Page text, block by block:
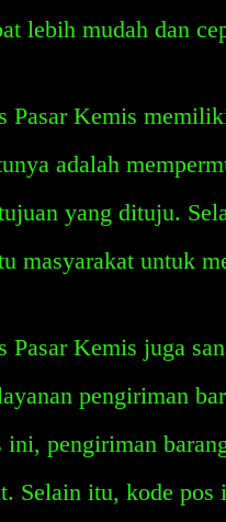
lebih mudah dan
Pasar Kemis
adalah
yang dituju.
masyarakat untuk
Pasar Kemis juga
pengiriman
ini, pengiriman
Selain itu, kode